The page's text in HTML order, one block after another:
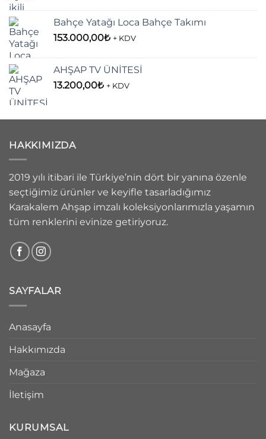
Bahçe Yatağı Loca Bahçe Takımı
153.000,00₺ + KDV
AHŞAP TV ÜNİTESİ
13.200,00₺ + KDV
HAKKIMIZDA
2019 yılı itibari ile Türkiye’nin dört bir yanına özenle
seçtiğimiz ürünler ve keyifle tasarladığımız
Karakalem Ahşap imzalı koleksiyonlarımızla yaşamın
tüm renklerini evinize getiriyoruz.
SAYFALAR
Anasayfa
Hakkımızda
Mağaza
İletişim
KURUMSAL